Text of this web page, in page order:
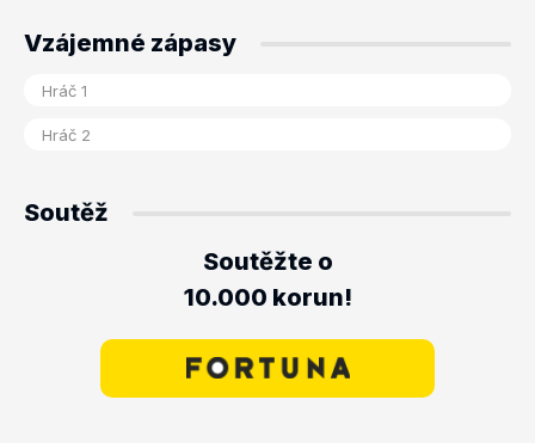
Vzájemné zápasy
Soutěž
Soutěžte o
10.000 korun!